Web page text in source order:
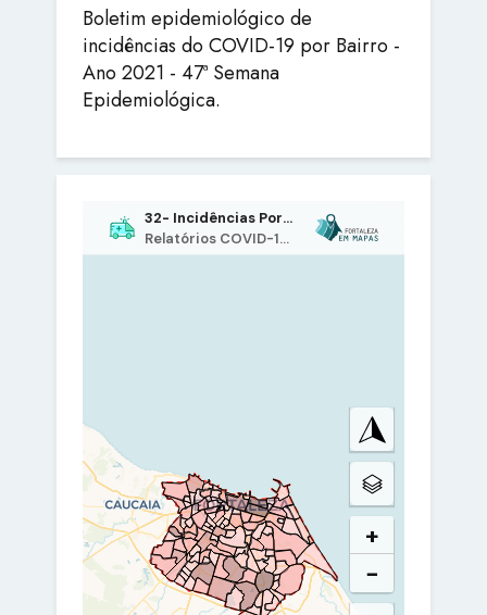
Boletim epidemiológico de
incidências do COVID-19 por Bairro -
Ano 2021 - 47ª Semana
Epidemiológica.